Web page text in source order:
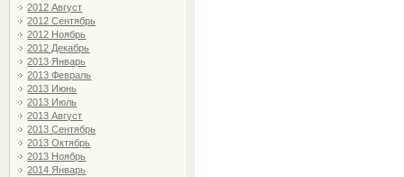
2012 Август
2012 Сентябрь
2012 Ноябрь
2012 Декабрь
2013 Январь
2013 Февраль
2013 Июнь
2013 Июль
2013 Август
2013 Сентябрь
2013 Октябрь
2013 Ноябрь
2014 Январь